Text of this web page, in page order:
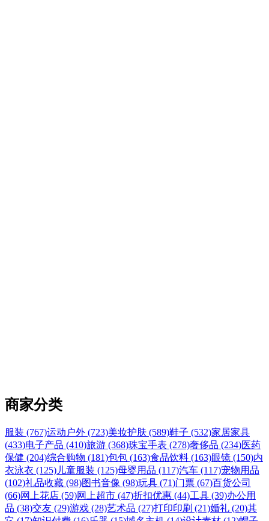
商家分类
服装 (767)运动户外 (723)美妆护肤 (589)鞋子 (532)家居家具
(433)电子产品 (410)旅游 (368)珠宝手表 (278)奢侈品 (234)医药
保健 (204)综合购物 (181)包包 (163)食品饮料 (163)眼镜 (150)内
衣泳衣 (125) 儿童服装 (125)母婴用品 (117)汽车 (117)宠物用品
(102)礼品收藏 (98)图书音像 (98)玩具 (71)门票 (67)百货公司
(66)网上花店 (59)网上超市 (47)折扣优惠 (44)工具 (39)办公用
品 (38)交友 (29)游戏 (28)艺术品 (27)打印印刷 (21)婚礼 (20)其